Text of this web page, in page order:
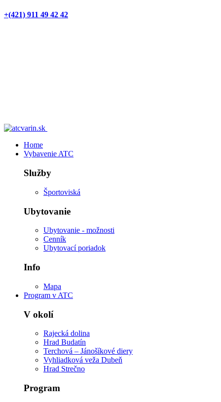
+(421) 911 49 42 42
Home
Vybavenie ATC
Služby
Športoviská
Ubytovanie
Ubytovanie - možnosti
Cenník
Ubytovací poriadok
Info
Mapa
Program v ATC
V okolí
Rajecká dolina
Hrad Budatín
Terchová – Jánošíkové diery
Vyhliadková veža Dubeň
Hrad Strečno
Program